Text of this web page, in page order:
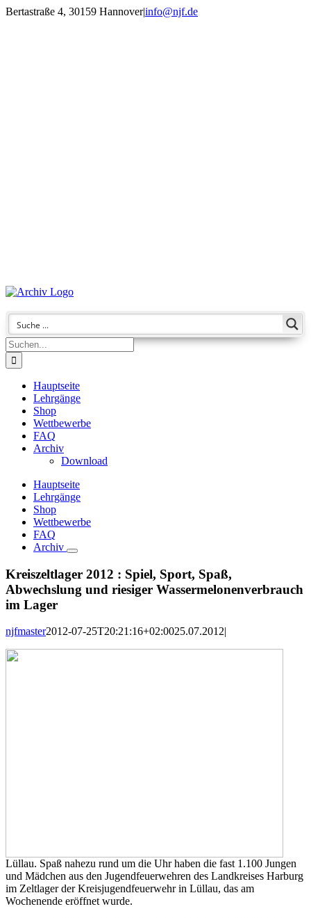
Zum
Bertastraße 4, 30159 Hannover|info@njf.de
Suche
nach:
Hauptseite
Lehrgänge
Shop
Wettbewerbe
FAQ
Archiv
Download
Hauptseite
Lehrgänge
Shop
Wettbewerbe
FAQ
Archiv
Kreiszeltlager 2012 : Spiel, Sport, Spaß,
Abwechslung und riesiger Wassermelonenverbrauch
im Lager
njfmaster2012-07-25T20:21:16+02:0025.07.2012|
Lüllau. Spaß nahezu rund um die Uhr haben die fast 1.100 Jungen
und Mädchen aus den Jugendfeuerwehren des Landkreises Harburg
im Zeltlager der Kreisjugendfeuerwehr in Lüllau, das am
Wochenende eröffnet wurde.